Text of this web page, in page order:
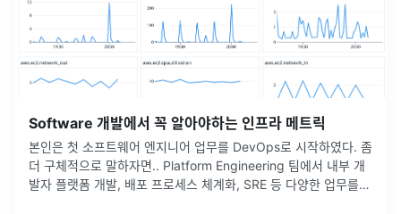
Software 개발에서 꼭 알아야하는 인프라 메트릭
본인은 첫 소프트웨어 엔지니어 업무를 DevOps로 시작하였다. 좀
더 구체적으로 말하자면.. Platform Engineering 팀에서 내부 개
발자 플랫폼 개발, 배포 프로세스 체계화, SRE 등 다양한 업무를